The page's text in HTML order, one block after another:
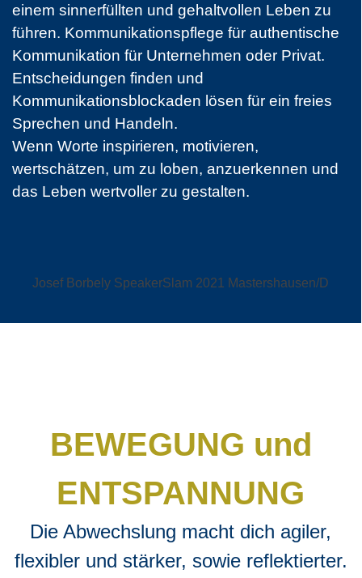
einem sinnerfüllten und gehaltvollen Leben zu
führen. Kommunikationspflege für authentische
Kommunikation für Unternehmen oder Privat.
Entscheidungen finden und
Kommunikationsblockaden lösen für ein freies
Sprechen und Handeln.
Wenn Worte inspirieren, motivieren,
wertschätzen, um zu loben, anzuerkennen und
das Leben wertvoller zu gestalten.
Josef Borbely SpeakerSlam 2021 Mastershausen/D
BEWEGUNG und
ENTSPANNUNG
Die Abwechslung macht dich agiler,
flexibler und stärker, sowie reflektierter.